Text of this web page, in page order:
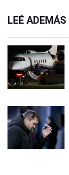
LEÉ ADEMÁS